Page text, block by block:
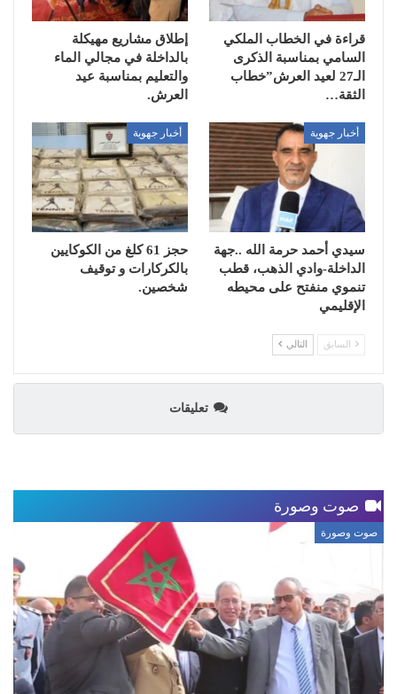
قراءة في الخطاب الملكي
السامي بمناسبة الذكرى
الـ27 لعيد العرش”خطاب
الثقة…
إطلاق مشاريع مهيكلة
بالداخلة في مجالي الماء
والتعليم بمناسبة عيد
العرش.
أخبار جهوية
سيدي أحمد حرمة الله ..جهة
الداخلة-وادي الذهب، قطب
تنموي منفتح على محيطه
الإقليمي
أخبار جهوية
حجز 61 كلغ من الكوكايين
بالكركارات و توقيف
شخصين.
السابق التالي
تعليقات
صوت وصورة
صوت وصورة